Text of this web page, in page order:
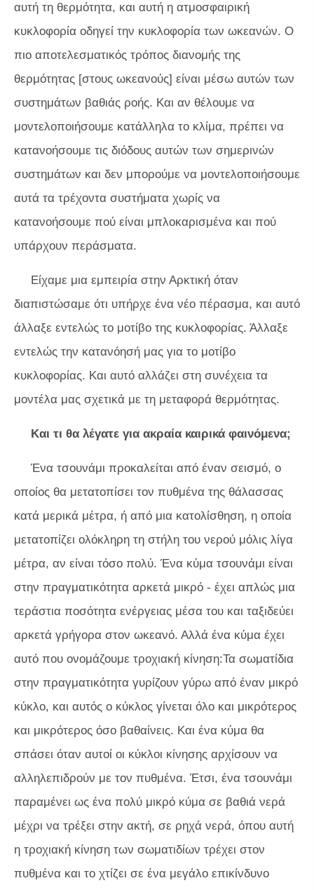
αυτή τη θερμότητα, και αυτή η ατμοσφαιρική
κυκλοφορία οδηγεί την κυκλοφορία των ωκεανών. Ο
πιο αποτελεσματικός τρόπος διανομής της
θερμότητας [στους ωκεανούς] είναι μέσω αυτών των
συστημάτων βαθιάς ροής. Και αν θέλουμε να
μοντελοποιήσουμε κατάλληλα το κλίμα, πρέπει να
κατανοήσουμε τις διόδους αυτών των σημερινών
συστημάτων και δεν μπορούμε να μοντελοποιήσουμε
αυτά τα τρέχοντα συστήματα χωρίς να
κατανοήσουμε πού είναι μπλοκαρισμένα και πού
υπάρχουν περάσματα.
Είχαμε μια εμπειρία στην Αρκτική όταν
διαπιστώσαμε ότι υπήρχε ένα νέο πέρασμα, και αυτό
άλλαξε εντελώς το μοτίβο της κυκλοφορίας. Άλλαξε
εντελώς την κατανόησή μας για το μοτίβο
κυκλοφορίας. Και αυτό αλλάζει στη συνέχεια τα
μοντέλα μας σχετικά με τη μεταφορά θερμότητας.
Και τι θα λέγατε για ακραία καιρικά φαινόμενα;
Ένα τσουνάμι προκαλείται από έναν σεισμό, ο
οποίος θα μετατοπίσει τον πυθμένα της θάλασσας
κατά μερικά μέτρα, ή από μια κατολίσθηση, η οποία
μετατοπίζει ολόκληρη τη στήλη του νερού μόλις λίγα
μέτρα, αν είναι τόσο πολύ. Ένα κύμα τσουνάμι είναι
στην πραγματικότητα αρκετά μικρό - έχει απλώς μια
τεράστια ποσότητα ενέργειας μέσα του και ταξιδεύει
αρκετά γρήγορα στον ωκεανό. Αλλά ένα κύμα έχει
αυτό που ονομάζουμε τροχιακή κίνηση:Τα σωματίδια
στην πραγματικότητα γυρίζουν γύρω από έναν μικρό
κύκλο, και αυτός ο κύκλος γίνεται όλο και μικρότερος
και μικρότερος όσο βαθαίνεις. Και ένα κύμα θα
σπάσει όταν αυτοί οι κύκλοι κίνησης αρχίσουν να
αλληλεπιδρούν με τον πυθμένα. Έτσι, ένα τσουνάμι
παραμένει ως ένα πολύ μικρό κύμα σε βαθιά νερά
μέχρι να τρέξει στην ακτή, σε ρηχά νερά, όπου αυτή
η τροχιακή κίνηση των σωματιδίων τρέχει στον
πυθμένα και το χτίζει σε ένα μεγάλο επικίνδυνο